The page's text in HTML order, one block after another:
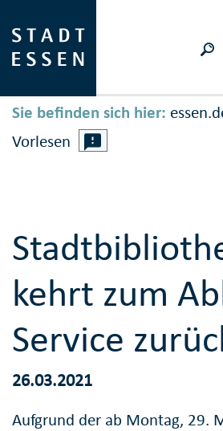
Sie befinden sich hier:
Vorlesen
kehrt zum
Service
26.03.2021
Aufgrund der ab Montag, 29.